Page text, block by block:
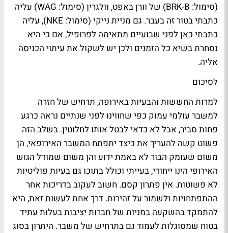
(סימול: BRK-B) של וורן באפט, וולגרין (סימול: WAG) עליה
כתבתי בטור זה בעבר. גם מניית נייקי (סימול: NKE), עליה
כתבתי כאן לפני שבועיים מתאימה לפרופיל, אם כי היא
נסחרת בשיא כל הזמנים ולכן יש לשקול את עיתוי הכניסה
אליה.
לסיכום
למרות החששות והבעיות באירופה, תרחיש של חזרה
למשבר עולמי עמוק כפי שחווינו לפני שנתיים נראה כרגע
פחות סביר, אבל לא כדאי לבטל אותו לחלוטין. בשלב הזה
פשוט קשה להעריך את כיצד יתפתח המשבר האירופאי, הן
משום שעומק הבור לא באמת ידוע והן משום שמודל הגוש
האירופי הינו ייחודי, בעייתי וכולל בתוכו גם בעיות פוליטיות
לא פשוטות. אין פתרון קסם. חשוב לעקוב בדריכות אחר
ההתפתחויות ולשמור על זהירות. דרך אחת לעשות זאת, היא
להתמקד בהשקעה במניות של חברות יציבות בעלות עתיד
בטוח שמסוגלות לעמוד גם בתרחיש של משבר. היתרון בסוג